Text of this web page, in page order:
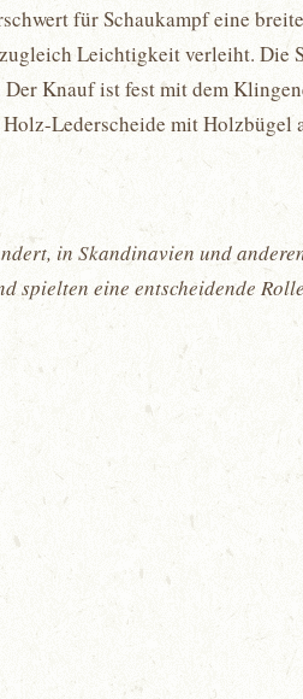
für Schaukampf eine
Leichtigkeit verleiht. Die
Knauf ist fest mit dem
Lederscheide mit
in Skandinavien und
spielten eine entscheidende